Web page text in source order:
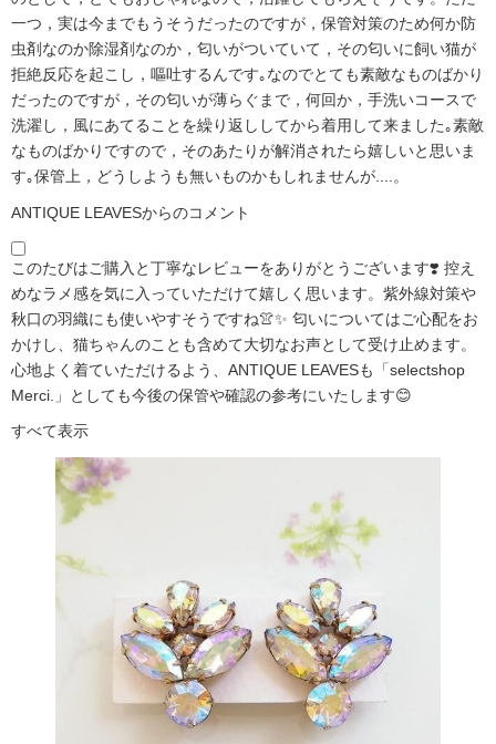
一つ，実は今までもうそうだったのですが，保管対策のため何か防
虫剤なのか除湿剤なのか，匂いがついていて，その匂いに飼い猫が
拒絶反応を起こし，嘔吐するんです｡なのでとても素敵なものばかり
だったのですが，その匂いが薄らぐまで，何回か，手洗いコースで
洗濯し，風にあてることを繰り返ししてから着用して来ました｡素敵
なものばかりですので，そのあたりが解消されたら嬉しいと思いま
す｡保管上，どうしようも無いものかもしれませんが....。
ANTIQUE LEAVESからのコメント
このたびはご購入と丁寧なレビューをありがとうございます❣️ 控え
めなラメ感を気に入っていただけて嬉しく思います。紫外線対策や
秋口の羽織にも使いやすそうですね👚✨ 匂いについてはご心配をお
かけし、猫ちゃんのことも含めて大切なお声として受け止めます。
心地よく着ていただけるよう、ANTIQUE LEAVESも「selectshop
Merci.」としても今後の保管や確認の参考にいたします😊
すべて表示